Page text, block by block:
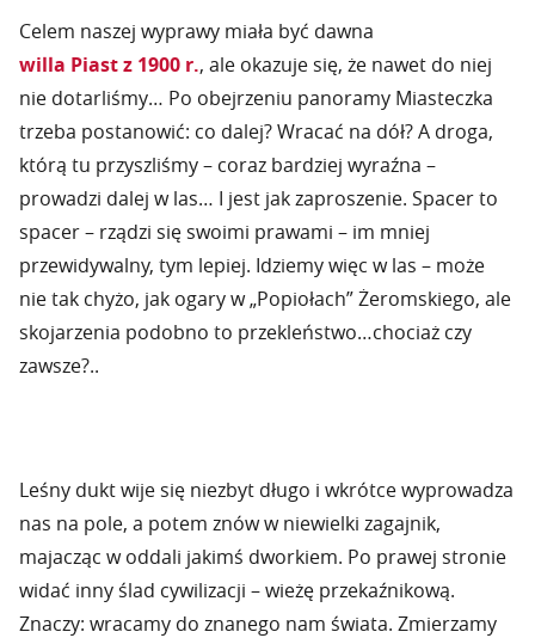
Celem naszej wyprawy miała być dawna
willa Piast z 1900 r., ale okazuje się, że nawet do niej
nie dotarliśmy… Po obejrzeniu panoramy Miasteczka
trzeba postanowić: co dalej? Wracać na dół? A droga,
którą tu przyszliśmy – coraz bardziej wyraźna –
prowadzi dalej w las… I jest jak zaproszenie. Spacer to
spacer – rządzi się swoimi prawami – im mniej
przewidywalny, tym lepiej. Idziemy więc w las – może
nie tak chyżo, jak ogary w „Popiołach” Żeromskiego, ale
skojarzenia podobno to przekleństwo…chociaż czy
zawsze?..
Leśny dukt wije się niezbyt długo i wkrótce wyprowadza
nas na pole, a potem znów w niewielki zagajnik,
majacząc w oddali jakimś dworkiem. Po prawej stronie
widać inny ślad cywilizacji – wieżę przekaźnikową.
Znaczy: wracamy do znanego nam świata. Zmierzamy